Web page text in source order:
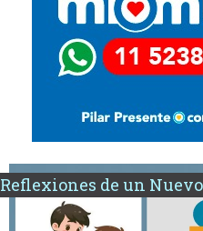
Reflexiones de un